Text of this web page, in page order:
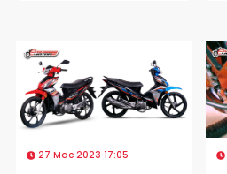
27 Mac 2023 17:05